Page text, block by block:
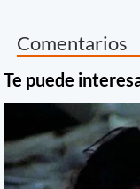
Comentarios